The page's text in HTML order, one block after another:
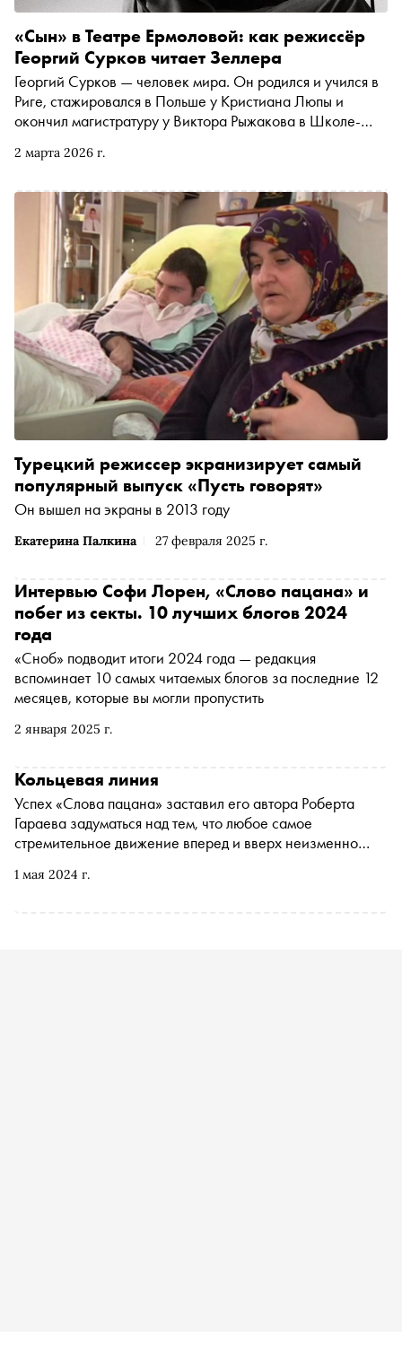
2 марта 2026 г.
«Сын» в Театре Ермоловой: как режиссёр
Георгий Сурков читает Зеллера
Георгий Сурков — человек мира. Он родился и учился в
Риге, стажировался в Польше у Кристиана Люпы и
окончил магистратуру у Виктора Рыжакова в Школе-
Новосибирске, Тюмени, Омске, Красноярске и на
Камчатского театра драмы и комедии, а в этом сезоне
возглавил Русский театр Дагестана в Махачкале. В
Москве его работы можно увидеть в «Современнике»,
Театре на Таганке и Театре Ермоловой. Здесь он
недавно поставил «Сына» — драму французского
драматурга Флориана Зеллера, где главные роли
сыграли звезды сериалов Леон Кемстач («Слово
пацана») и Константин Плотников («Король и шут»).
После премьеры «Сноб» поговорил с режиссером об
особенностях национального менталитета, об учебе у
Кристиана Люпы и сравнениях с Юрием Бутусовым, о
чувстве вины и ответственности, о современных детях и
родителях и поколенческих травмах.
Екатерина Палкина 27 февраля 2025 г.
Турецкий режиссер экранизирует самый
популярный выпуск «Пусть говорят»
Он вышел на экраны в 2013 году
2 января 2025 г.
Интервью Софи Лорен, «Слово пацана» и
побег из секты. 10 лучших блогов 2024
года
«Сноб» подводит итоги 2024 года — редакция
вспоминает 10 самых читаемых блогов за последние 12
месяцев, которые вы могли пропустить
1 мая 2024 г.
Кольцевая линия
Успех «Слова пацана» заставил его автора Роберта
Гараева задуматься над тем, что любое самое
стремительное движение вперед и вверх неизменно